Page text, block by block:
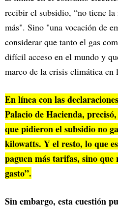
recibir el subsidio, “no tiene la
más". Sino "una vocación de
considerar que tanto el gas
difícil acceso en el mundo y
marco de la crisis climática en
En línea con las
Palacio de Hacienda,
que pidieron el subsidio no
kilowatts. Y el resto, lo que
paguen más tarifas, sino que
gasto”.
Sin embargo, esta cuestión